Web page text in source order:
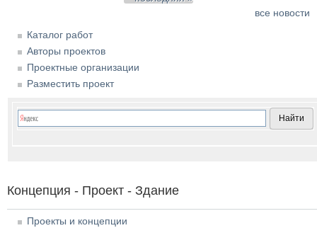
все новости
Каталог работ
Авторы проектов
Проектные организации
Разместить проект
Концепция - Проект - Здание
Проекты и концепции